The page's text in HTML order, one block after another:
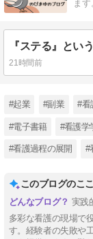
ま
21時間前
#起業 #副業 #看
#電子書籍 #看護学
#看護過程の展開 #
このブログのこ
実践
多彩な看護の現場で
す。経験者の失敗や